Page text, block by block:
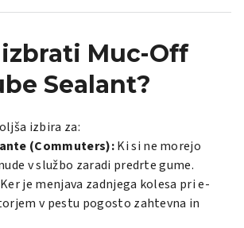
izbrati Muc-Off
Sealant?
izbira za:
(Commuters):Ki si ne morejo
v službo zaradi predrte gume.
je menjava zadnjega kolesa pri e-
v pestu pogosto zahtevna in